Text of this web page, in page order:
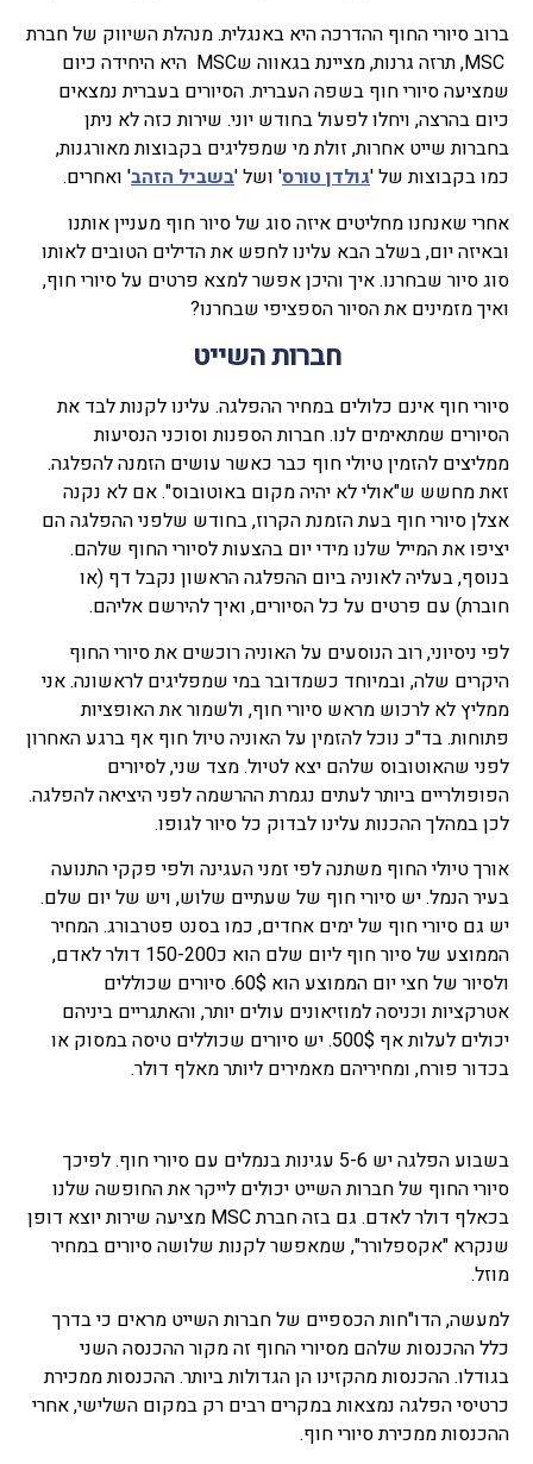
ברוב סיורי החוף ההדרכה היא באנגלית. מנהלת השיווק של חברת
MSC, תרזה גרנות, מציינת בגאווה שMSC היא היחידה כיום
שמציעה סיורי חוף בשפה העברית. הסיורים בעברית נמצאים
כיום בהרצה, ויחלו לפעול בחודש יוני. שירות כזה לא ניתן
בחברות שייט אחרות, זולת מי שמפליגים בקבוצות מאורגנות,
כמו בקבוצות של 'גולדן טורס' ושל 'בשביל הזהב' ואחרים.
אחרי שאנחנו מחליטים איזה סוג של סיור חוף מעניין אותנו
ובאיזה יום, בשלב הבא עלינו לחפש את הדילים הטובים לאותו
סוג סיור שבחרנו. איך והיכן אפשר למצא פרטים על סיורי חוף,
ואיך מזמינים את הסיור הספציפי שבחרנו?
חברות השייט
סיורי חוף אינם כלולים במחיר ההפלגה. עלינו לקנות לבד את
הסיורים שמתאימים לנו. חברות הספנות וסוכני הנסיעות
ממליצים להזמין טיולי חוף כבר כאשר עושים הזמנה להפלגה.
זאת מחשש ש"אולי לא יהיה מקום באוטובוס". אם לא נקנה
אצלן סיורי חוף בעת הזמנת הקרוז, בחודש שלפני ההפלגה הם
יציפו את המייל שלנו מידי יום בהצעות לסיורי החוף שלהם.
בנוסף, בעליה לאוניה ביום ההפלגה הראשון נקבל דף (או
חוברת) עם פרטים על כל הסיורים, ואיך להירשם אליהם.
לפי ניסיוני, רוב הנוסעים על האוניה רוכשים את סיורי החוף
היקרים שלה, ובמיוחד כשמדובר במי שמפליגים לראשונה. אני
ממליץ לא לרכוש מראש סיורי חוף, ולשמור את האופציות
פתוחות. בד"כ נוכל להזמין על האוניה טיול חוף אף ברגע האחרון
לפני שהאוטובוס שלהם יצא לטיול. מצד שני, לסיורים
הפופולריים ביותר לעתים נגמרת ההרשמה לפני היציאה להפלגה.
לכן במהלך ההכנות עלינו לבדוק כל סיור לגופו.
אורך טיולי החוף משתנה לפי זמני העגינה ולפי פקקי התנועה
בעיר הנמל. יש סיורי חוף של שעתיים שלוש, ויש של יום שלם.
יש גם סיורי חוף של ימים אחדים, כמו בסנט פטרבורג. המחיר
הממוצע של סיור חוף ליום שלם הוא כ150-200 דולר לאדם,
ולסיור של חצי יום הממוצע הוא 60$. סיורים שכוללים
אטרקציות וכניסה למוזיאונים עולים יותר, והאתגריים ביניהם
יכולים לעלות אף 500$. יש סיורים שכוללים טיסה במסוק או
בכדור פורח, ומחיריהם מאמירים ליותר מאלף דולר.
בשבוע הפלגה יש 5-6 עגינות בנמלים עם סיורי חוף. לפיכך
סיורי החוף של חברות השייט יכולים לייקר את החופשה שלנו
בכאלף דולר לאדם. גם בזה חברת MSC מציעה שירות יוצא דופן
שנקרא "אקספלורר", שמאפשר לקנות שלושה סיורים במחיר
מוזל.
למעשה, הדו"חות הכספיים של חברות השייט מראים כי בדרך
כלל ההכנסות שלהם מסיורי החוף זה מקור ההכנסה השני
בגודלו. ההכנסות מהקזינו הן הגדולות ביותר. ההכנסות ממכירת
כרטיסי הפלגה נמצאות במקרים רבים רק במקום השלישי, אחרי
ההכנסות ממכירת סיורי חוף.